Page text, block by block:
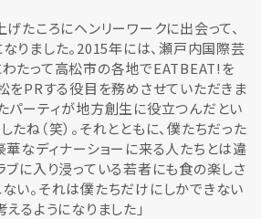
たころにヘンリーワークに出会って、
りました。2015年には、瀬戸内国際芸
たって高松市の各地でEATBEAT!を
をPRする役目を務めさせていただきま
パーティが地方創生に役立つんだとい
ね（笑）。それとともに、僕たちだった
華なディナーショーに来る人たちとは違
ブに入り浸っている若者にも食の楽しさ
い。それは僕たちだけにしかできない
るようになりました」